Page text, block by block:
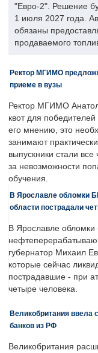
"Евро-2". Решение
1 июля 2027 года.
обязаны
продаваемого
Ректор МГИМО
приеме в вузы
Ректор МГИМО
квот для
его мнению, это
занимают
выпускники стали
за невозможности
обучения.
В Ярославле обломки
области пострадали
В Ярославле обломки
губернатор Михаил
которые сейчас
пострадавшие - при
четыре человека.
Великобритания ввела
банков из РФ
Великобритания